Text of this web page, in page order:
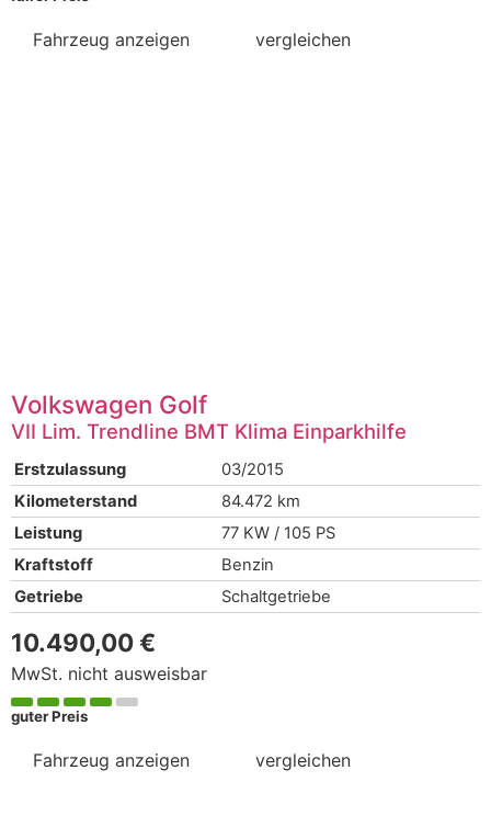
Fahrzeug anzeigen vergleichen
Volkswagen Golf
VII Lim. Trendline BMT Klima Einparkhilfe
Erstzulassung
03/2015
Kilometerstand
84.472 km
Leistung
77 KW / 105 PS
Kraftstoff
Benzin
Getriebe
Schaltgetriebe
10.490,00 €
MwSt. nicht ausweisbar
guter Preis
Fahrzeug anzeigen vergleichen